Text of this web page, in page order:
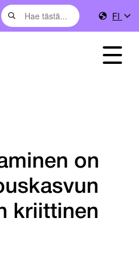
FI
on
kriittinen